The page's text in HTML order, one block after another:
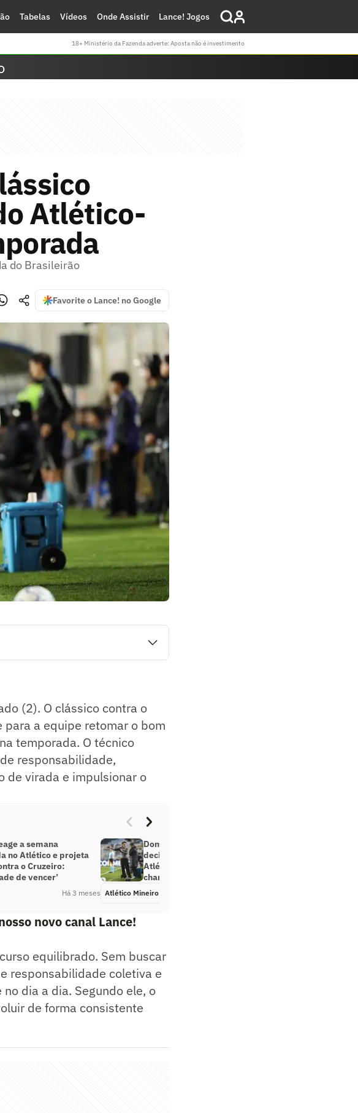
Tabelas Vídeos Onde Assistir Lance! Jogos
18+ Ministério da Fazenda adverte: Aposta não é investimento
Atlético-
do Brasileirão
Favorite o Lance! no Google
(2). O clássico contra o
a equipe retomar o bom
temporada. O técnico
responsabilidade,
de virada e impulsionar o
a semana
no Atlético e projeta
o Cruzeiro:
de vencer’
Há 3 meses
Domínguez lamenta erros
decisivos, mas elogia jovens do
Atlético: ‘Aproveitaram as
chances’
Atlético Mineiro
novo canal Lance!
equilibrado. Sem buscar
responsabilidade coletiva e
dia a dia. Segundo ele, o
de forma consistente